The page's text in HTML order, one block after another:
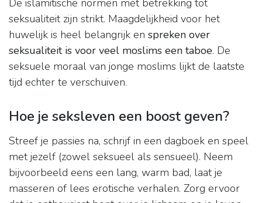
De islamitische normen met betrekking tot
seksualiteit zijn strikt. Maagdelijkheid voor het
huwelijk is heel belangrijk en spreken over
seksualiteit is voor veel moslims een taboe. De
seksuele moraal van jonge moslims lijkt de laatste
tijd echter te verschuiven.
Hoe je seksleven een boost geven?
Streef je passies na, schrijf in een dagboek en speel
met jezelf (zowel seksueel als sensueel). Neem
bijvoorbeeld eens een lang, warm bad, laat je
masseren of lees erotische verhalen. Zorg ervoor